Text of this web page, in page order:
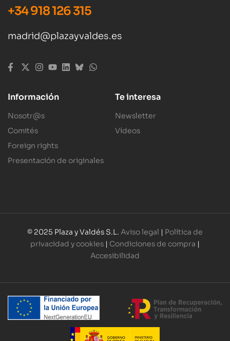
+34 918 126 315
madrid@plazayvaldes.es
Información
Nosotr@s
Comités
Foreign rights
Presentación de originales
Te interesa
Newsletter
Vídeos
© 2025 Plaza y Valdés S.L. Aviso legal | Política de
privacidad y cookies | Condiciones de compra |
Accesibilidad